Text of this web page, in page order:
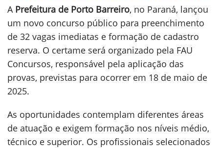
A Prefeitura de Porto Barreiro, no Paraná, lançou
um novo concurso público para preenchimento
de 32 vagas imediatas e formação de cadastro
reserva. O certame será organizado pela FAU
Concursos, responsável pela aplicação das
provas, previstas para ocorrer em 18 de maio de
2025.
As oportunidades contemplam diferentes áreas
de atuação e exigem formação nos níveis médio,
técnico e superior. Os profissionais selecionados